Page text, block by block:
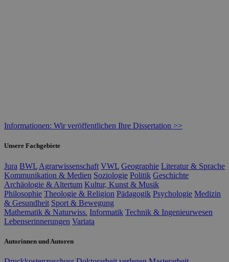
Informationen: Wir veröffentlichen Ihre Dissertation >>
Unsere Fachgebiete
Jura BWL Agrarwissenschaft VWL Geographie Literatur & Sprache
Kommunikation & Medien Soziologie Politik Geschichte
Archäologie & Altertum Kultur, Kunst & Musik
Philosophie Theologie & Religion Pädagogik Psychologie Medizin
& Gesundheit Sport & Bewegung
Mathematik & Naturwiss. Informatik Technik & Ingenieurwesen
Lebenserinnerungen Variata
Autorinnen und Autoren